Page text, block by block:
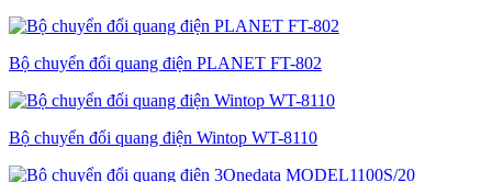
Bộ chuyển đổi quang điện PLANET FT-802
Bộ chuyển đổi quang điện Wintop WT-8110